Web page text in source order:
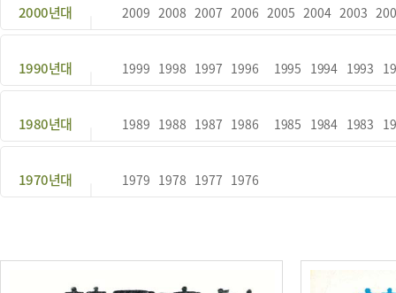
2000년대 2009 2008 2007 2006 2005 2004 2003
1990년대 1999 1998 1997 1996 1995 1994 1993
1980년대 1989 1988 1987 1986 1985 1984 1983
1970년대 1979 1978 1977 1976